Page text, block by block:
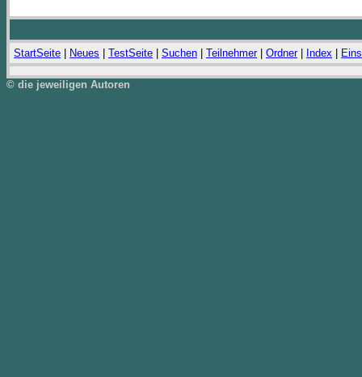
StartSeite Neues TestSeite Suchen Teilnehmer| Ordner| Index
© die jeweiligen Autoren